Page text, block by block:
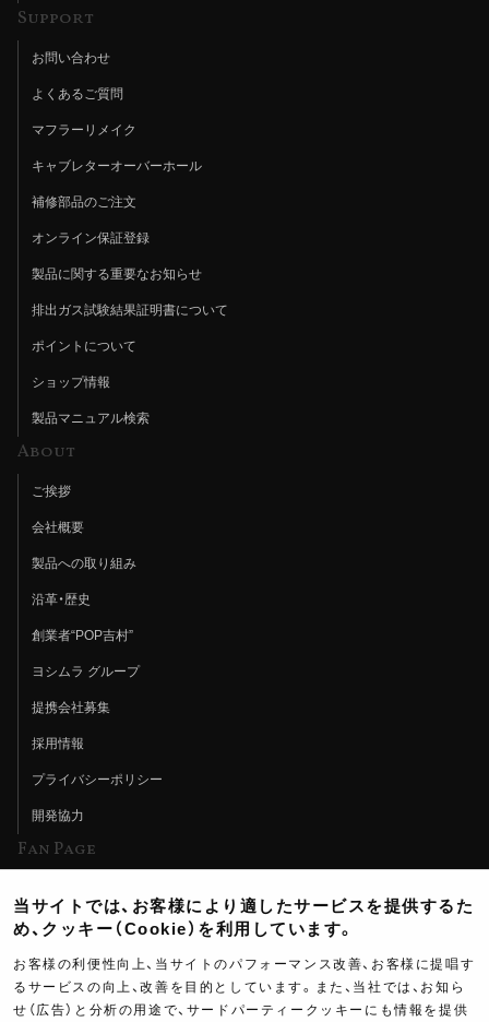
Support
お問い合わせ
よくあるご質問
マフラーリメイク
キャブレターオーバーホール
補修部品のご注文
オンライン保証登録
製品に関する重要なお知らせ
排出ガス試験結果証明書について
ポイントについて
ショップ情報
製品マニュアル検索
About
ご挨拶
会社概要
製品への取り組み
沿革・歴史
創業者“POP吉村”
ヨシムラ グループ
提携会社募集
採用情報
プライバシーポリシー
開発協力
Fan Page
ヨシムラTV
イベント情報
イベントスケジュール
当サイトでは、お客様により適したサービスを提供するた
め、クッキー（Cookie）を利用しています。
お客様の利便性向上、当サイトのパフォーマンス改善、お客様に提唱す
るサービスの向上、改善を目的としています。また、当社では、お知ら
せ（広告）と分析の用途で、サードパーティークッキーにも情報を提供